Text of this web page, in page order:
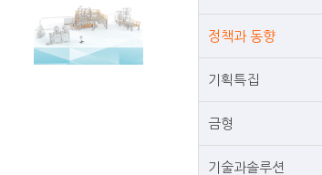
정책과 동향
기획특집
금형
기술과솔루션